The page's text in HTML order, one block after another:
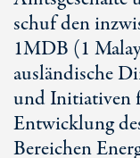
schuf den
1MDB (1
ausländische
und Initiativen
Entwicklung
Bereichen